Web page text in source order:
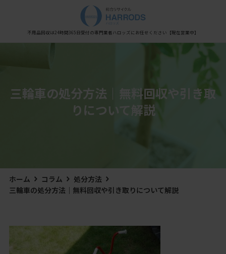
不用品回収は24時間365日受付の専門業者ハロッズにお任せください 【現在営業中】
/home/xs0909/kaisyu-fuyouhin.com/public_html/wp-content/themes/hestia/inc/views/blog/class-
三輪車の処分方法｜無料回収や引き取
りについて解説
ホーム コラム
処分方法
三輪車の処分方法｜無料回収や引き取りについて解説